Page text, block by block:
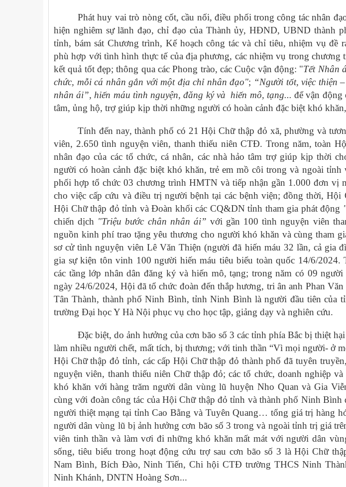
Phát huy vai trò nòng cốt, cầu nối, điều phối trong công tác nhân
hiện nghiêm sự lãnh đạo, chỉ đạo của Thành ủy, HĐND, UBND thành
tỉnh, bám sát Chương trình, Kế hoạch công tác và chỉ tiêu, nhiệm vụ đề
phù hợp với tình hình thực tế của địa phương, các nhiệm vụ trong chương
kết quả tốt đẹp; thông qua các Phong trào, các Cuộc vận động: "Tết Nhân
chức, mỗi cá nhân gắn với một địa chỉ nhân đạo"; “Người tốt, việc thiện
nhân ái”, hiến máu tình nguyện, đăng ký và hiến mô, tạng... để vận động
tâm, ủng hộ, trợ giúp kịp thời những người có hoàn cảnh đặc biệt khó
Tính đến nay, thành phố có 21 Hội Chữ thập đỏ xã, phường và
viên, 2.650 tình nguyện viên, thanh thiếu niên CTĐ. Trong năm, toàn
nhân đạo của các tổ chức, cá nhân, các nhà hảo tâm trợ giúp kịp thời
người có hoàn cảnh đặc biệt khó khăn, trẻ em mồ côi trong và ngoài
phối hợp tổ chức 03 chương trình HMTN và tiếp nhận gần 1.000 đơn vị
cho việc cấp cứu và điều trị người bệnh tại các bệnh viện; đồng thời,
Hội Chữ thập đỏ tỉnh và Đoàn khối các CQ&DN tỉnh tham gia phát động
chiến dịch "Triệu bước chân nhân ái” với gần 100 tình nguyện viên
nguồn kinh phí trao tặng yêu thương cho người khó khăn và cùng tham
sơ cử tình nguyện viên Lê Văn Thiện (người đã hiến máu 32 lần, cả gia
gia sự kiện tôn vinh 100 người hiến máu tiêu biểu toàn quốc 14/6/2024.
các tầng lớp nhân dân đăng ký và hiến mô, tạng; trong năm có 09
ngày 24/6/2024, Hội đã tổ chức đoàn đến thắp hương, tri ân anh Phan
Tân Thành, thành phố Ninh Bình, tỉnh Ninh Bình là người đầu tiên của
trường Đại học Y Hà Nội phục vụ cho học tập, giảng dạy và nghiên cứu.
Đặc biệt, do ảnh hưởng của cơn bão số 3 các tỉnh phía Bắc bị thiệt
làm nhiều người chết, mất tích, bị thương; với tinh thần “Vì mọi người- ở
Hội Chữ thập đỏ tỉnh, các cấp Hội Chữ thập đỏ thành phố đã tuyên
nguyện viên, thanh thiếu niên Chữ thập đỏ; các tổ chức, doanh nghiệp và
khó khăn với hàng trăm người dân vùng lũ huyện Nho Quan và Gia
cùng với đoàn công tác của Hội Chữ thập đỏ tỉnh và thành phố Ninh Bình
người thiệt mạng tại tỉnh Cao Bằng và Tuyên Quang… tổng giá trị hàng
người dân vùng lũ bị ảnh hưởng cơn bão số 3 trong và ngoài tỉnh trị giá
viên tinh thần và làm vơi đi những khó khăn mất mát với người dân
sống, tiêu biểu trong hoạt động cứu trợ sau cơn bão số 3 là Hội Chữ
Nam Bình, Bích Đào, Ninh Tiến, Chi hội CTĐ trường THCS Ninh
Ninh Khánh, DNTN Hoàng Sơn...